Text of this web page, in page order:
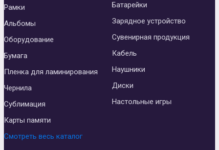
Рамки
Альбомы
Оборудование
Бумага
Пленка для ламинирования
Чернила
Сублимация
Карты памяти
Батарейки
Зарядное устройство
Сувенирная продукция
Кабель
Наушники
Диски
Настольные игры
Смотреть весь каталог